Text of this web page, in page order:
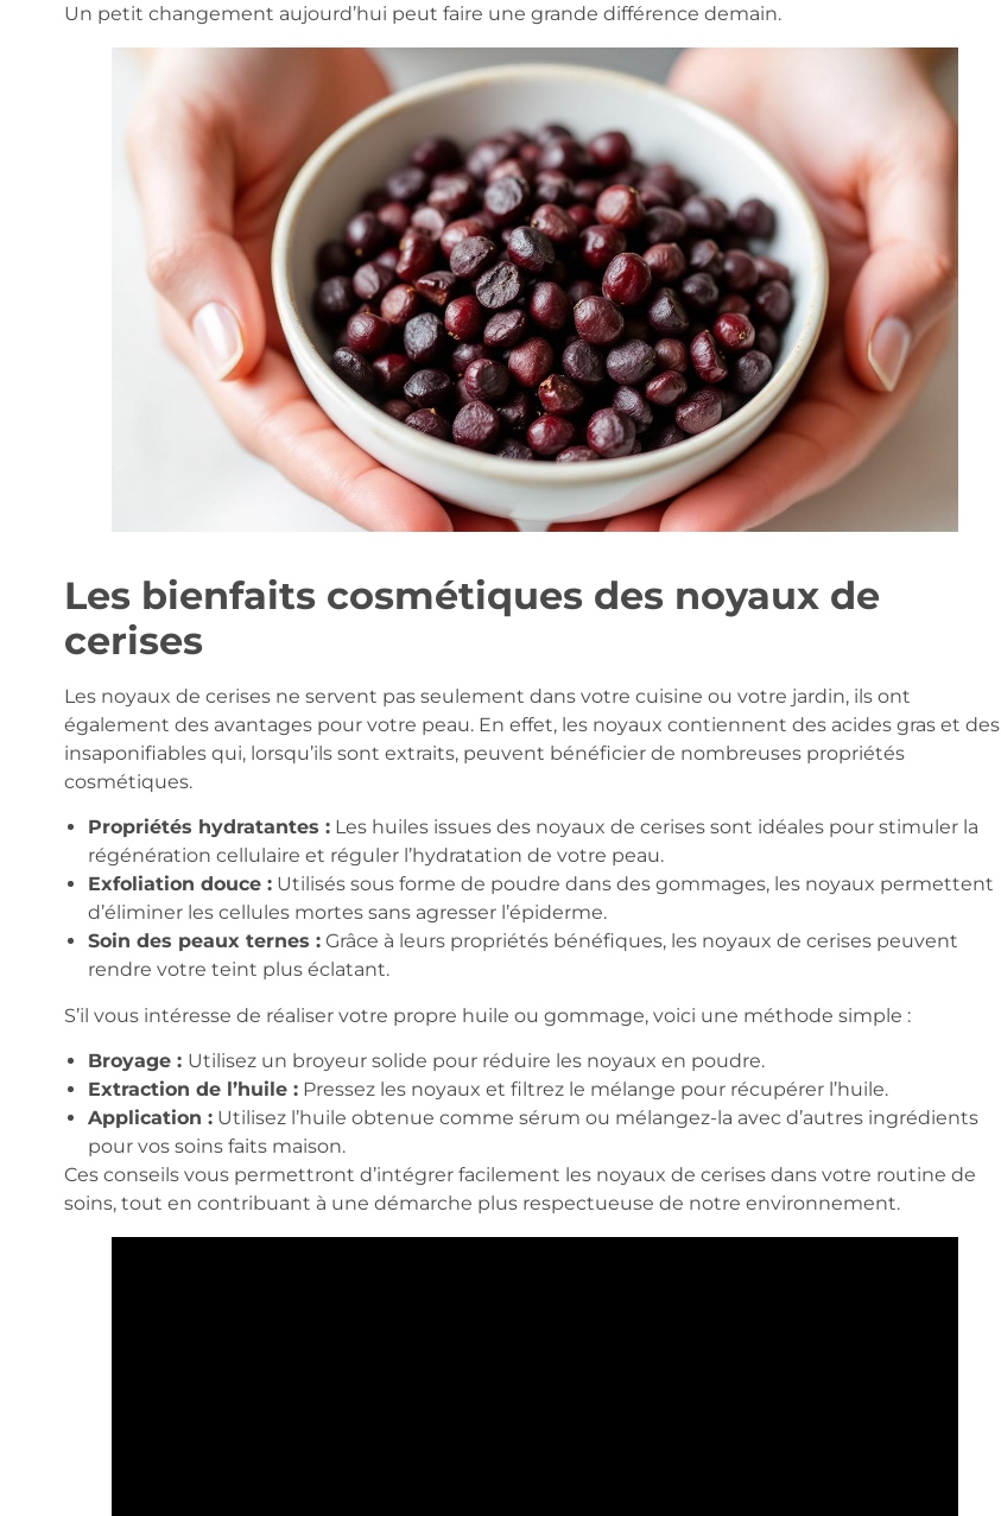
Un petit changement aujourd’hui peut faire une grande différence demain.
Les bienfaits cosmétiques des noyaux de
cerises
Les noyaux de cerises ne servent pas seulement dans votre cuisine ou votre jardin, ils ont
également des avantages pour votre peau. En effet, les noyaux contiennent des acides gras et des
insaponifiables qui, lorsqu’ils sont extraits, peuvent bénéficier de nombreuses propriétés
cosmétiques.
Propriétés hydratantes :Les huiles issues des noyaux de cerises sont idéales pour stimuler la
régénération cellulaire et réguler l’hydratation de votre peau.
Exfoliation douce :Utilisés sous forme de poudre dans des gommages, les noyaux permettent
d’éliminer les cellules mortes sans agresser l’épiderme.
Soin des peaux ternes :Grâce à leurs propriétés bénéfiques, les noyaux de cerises peuvent
rendre votre teint plus éclatant.
S’il vous intéresse de réaliser votre propre huile ou gommage, voici une méthode simple :
Broyage : Utilisez un broyeur solide pour réduire les noyaux en poudre.
Extraction de l’huile :Pressez les noyaux et filtrez le mélange pour récupérer l’huile.
Application :Utilisez l’huile obtenue comme sérum ou mélangez-la avec d’autres ingrédients
pour vos soins faits maison.
Ces conseils vous permettront d’intégrer facilement les noyaux de cerises dans votre routine de
soins, tout en contribuant à une démarche plus respectueuse de notre environnement.